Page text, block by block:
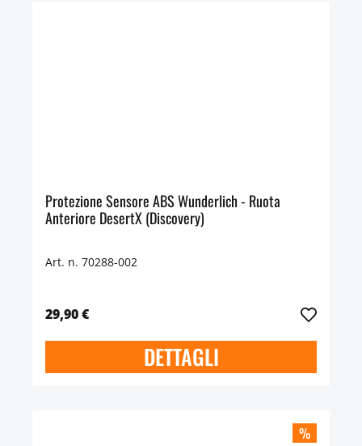
Protezione Sensore ABS Wunderlich - Ruota
Anteriore DesertX (Discovery)
Art. n. 70288-002
29,90 €
DETTAGLI
%